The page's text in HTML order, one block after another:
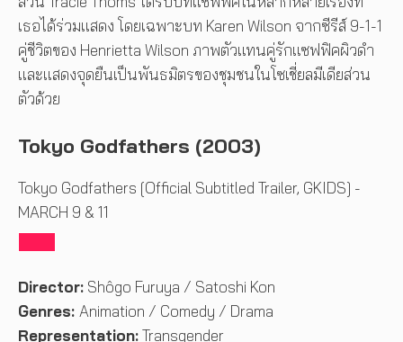
เธอได้ร่วมแสดง โดยเฉพาะบท Karen Wilson จากซีรีส์ 9-1-1
คู่ชีวิตของ Henrietta Wilson ภาพตัวแทนคู่รักแซฟฟิคผิวดำ
และแสดงจุดยืนเป็นพันธมิตรของชุมชนในโซเชี่ยลมีเดียส่วน
ตัวด้วย
Tokyo Godfathers (2003)
Tokyo Godfathers [Official Subtitled Trailer, GKIDS] -
MARCH 9 & 11
Director: Shôgo Furuya / Satoshi Kon
Genres: Animation / Comedy / Drama
Representation:Transgender